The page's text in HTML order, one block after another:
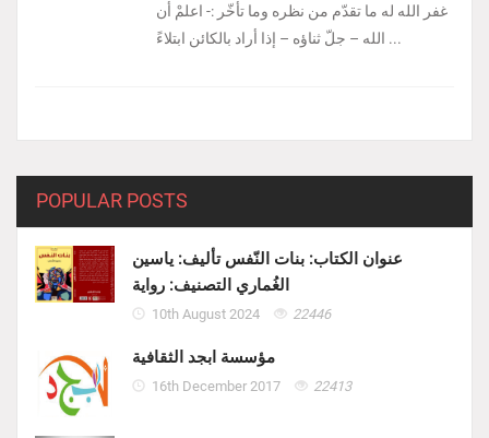
غفر الله له ما تقدّم من نظره وما تأخّر :- ‏اعلمْ أن
الله – جلّ ثناؤه – إذا أراد بالكائن ابتلاءً ...
POPULAR POSTS
عنوان الكتاب: بنات النّفس تأليف: ياسين
الغُماري التصنيف: رواية
10th August 2024 22446
مؤسسة ابجد الثقافية
16th December 2017 22413